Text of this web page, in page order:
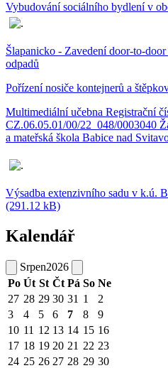
Vybudování sociálního bydlení v
Šlapanicko - Zavedení door-to-
odpadů
Pořízení nosiče kontejnerů a
Multimediální učebna Registrační
CZ.06.05.01/00/22_048/0003040
a mateřská škola Babice nad
Výsadba extenzivního sadu v k.ú.
(291.12 kB)
Kalendář
Srpen2026
Po Út St Čt Pá So Ne
27 28 29 30 31 1
2
3
4 5 6 7 8
9
10 11 12 13 14 15 16
17 18 19 20 21 22 23
24 25 26 27 28 29 30